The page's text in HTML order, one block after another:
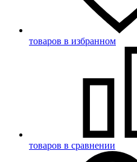
товаров в избранном
товаров в сравнении